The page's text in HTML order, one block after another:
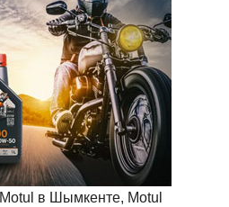
в Шымкенте, Motul